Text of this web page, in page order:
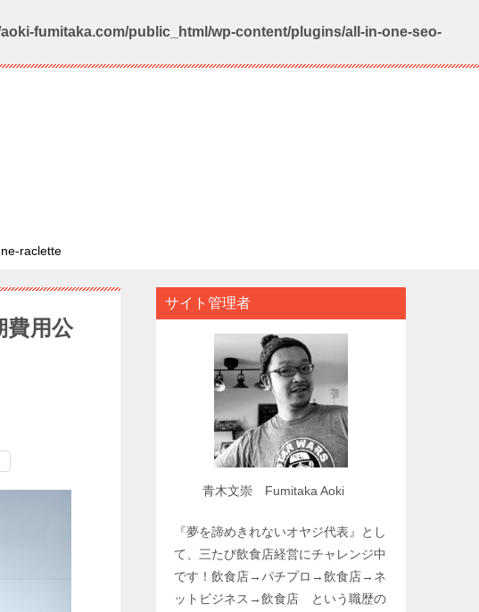
fumitaka.com/public_html/wp-content/plugins/all-in-one-seo-
raclette
費用公
サイト管理者
青木文崇 Fumitaka Aoki
『夢を諦めきれないオヤジ代表』とし
て、三たび飲食店経営にチャレンジ中
です！飲食店→パチプロ→飲食店→ネ
ットビジネス→飲食店 という職歴の